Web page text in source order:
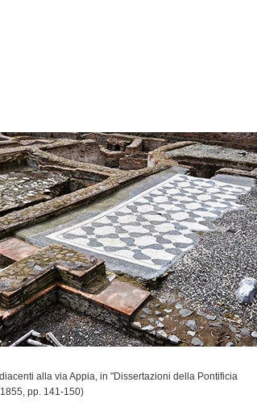
alla via Appia, in "Dissertazioni della Pontificia
pp. 141-150)